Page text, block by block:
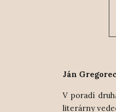
Ján
V poradí
literárny